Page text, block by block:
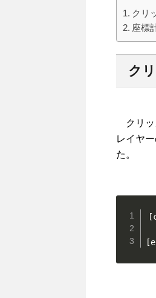
クリ
座標
ク
クリッ
レイヤ
た。